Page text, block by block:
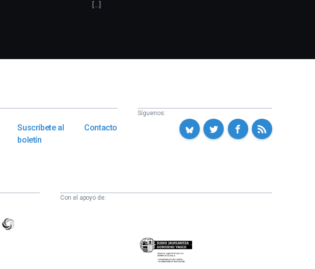
[...]
Suscríbete al
boletín
Contacto
Síguenos:
Con el apoyo de:
Eusko
Jaurlaritza